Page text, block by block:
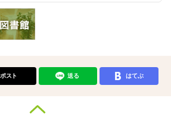
ポスト 送る はてぶ